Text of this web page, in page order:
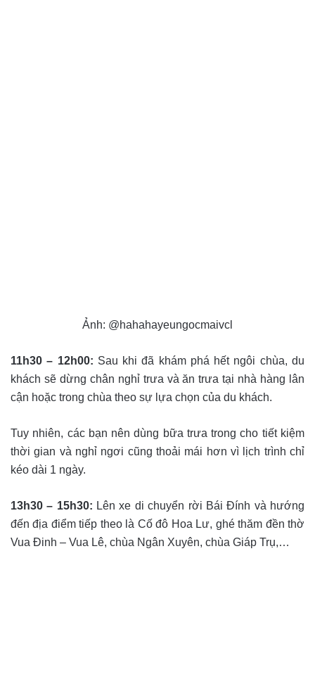
Ảnh: @hahahayeungocmaivcl
11h30 – 12h00: Sau khi đã khám phá hết ngôi chùa, du
khách sẽ dừng chân nghỉ trưa và ăn trưa tại nhà hàng lân
cận hoặc trong chùa theo sự lựa chọn của du khách.
Tuy nhiên, các bạn nên dùng bữa trưa trong cho tiết kiệm
thời gian và nghỉ ngơi cũng thoải mái hơn vì lịch trình chỉ
kéo dài 1 ngày.
13h30 – 15h30: Lên xe di chuyển rời Bái Đính và hướng
đến địa điểm tiếp theo là Cố đô Hoa Lư, ghé thăm đền thờ
Vua Đinh – Vua Lê, chùa Ngân Xuyên, chùa Giáp Trụ,…